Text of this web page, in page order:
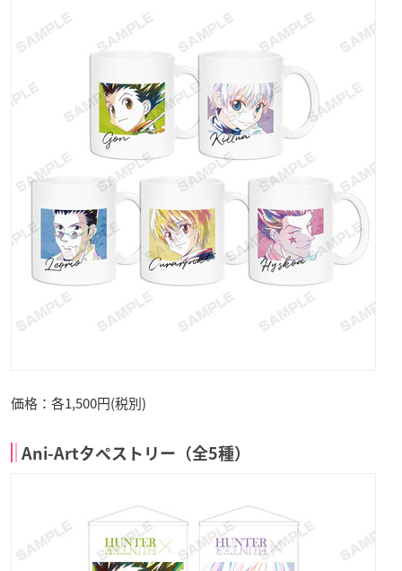
価格：各1,500円(税別)
Ani-Artタペストリー（全5種）